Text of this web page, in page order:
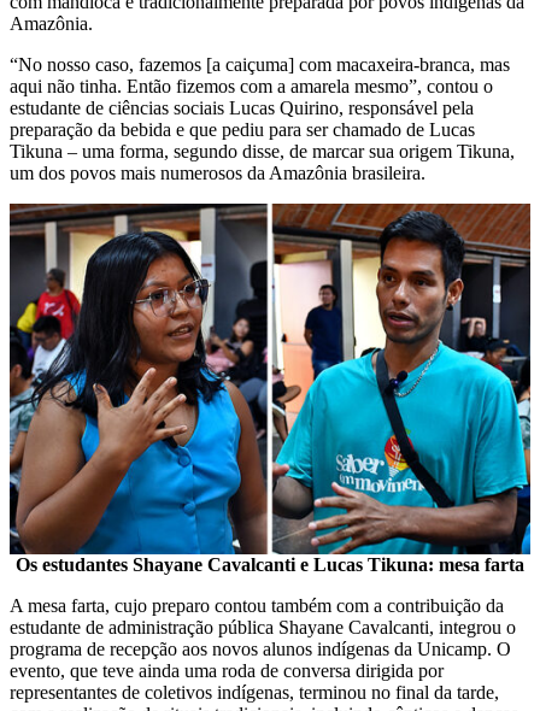
Amazônia.
“No nosso caso, fazemos [a caiçuma] com macaxeira-branca, mas
aqui não tinha. Então fizemos com a amarela mesmo”, contou o
estudante de ciências sociais Lucas Quirino, responsável pela
preparação da bebida e que pediu para ser chamado de Lucas
Tikuna – uma forma, segundo disse, de marcar sua origem Tikuna,
um dos povos mais numerosos da Amazônia brasileira.
Os estudantes Shayane Cavalcanti e Lucas Tikuna: mesa farta
A mesa farta, cujo preparo contou também com a contribuição da
estudante de administração pública Shayane Cavalcanti, integrou o
programa de recepção aos novos alunos indígenas da Unicamp. O
evento, que teve ainda uma roda de conversa dirigida por
representantes de coletivos indígenas, terminou no final da tarde,